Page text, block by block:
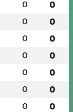
0 0
0 0
0 0
0 0
0 0
0 0
0 0